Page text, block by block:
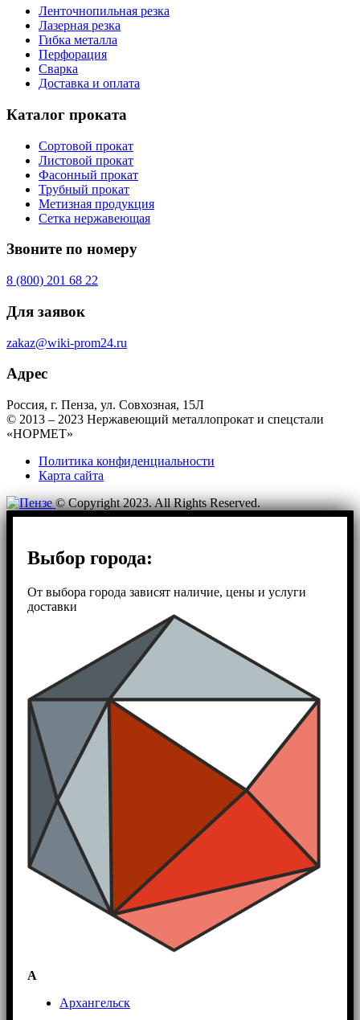
Ленточнопильная резка
Лазерная резка
Гибка металла
Перфорация
Сварка
Доставка и оплата
Каталог проката
Сортовой прокат
Листовой прокат
Фасонный прокат
Трубный прокат
Метизная продукция
Сетка нержавеющая
Звоните по номеру
8 (800) 201 68 22
Для заявок
zakaz@wiki-prom24.ru
Адрес
Россия, г. Пенза, ул. Совхозная, 15Л
© 2013 – 2023 Нержавеющий металлопрокат и спецстали
«НОРМЕТ»
Политика конфиденциальности
Карта сайта
© Copyright 2023. All Rights Reserved.
Выбор города:
От выбора города зависят наличие, цены и услуги
доставки
А
Архангельск